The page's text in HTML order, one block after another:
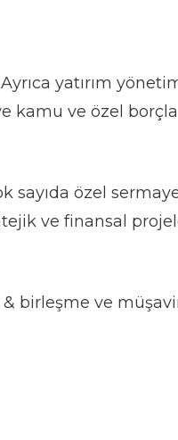
yatırım
kamu ve özel
sayıda özel
ve finansal
& birleşme ve